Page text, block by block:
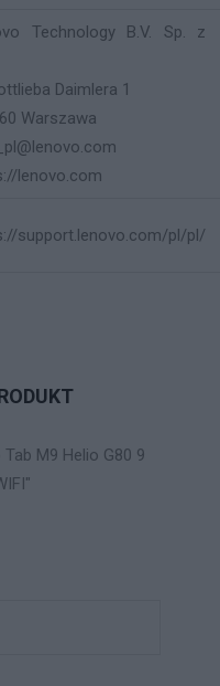
Technology B.V. Sp. z
Daimlera 1
Warszawa
lenovo.com
support.lenovo.com/pl/pl/
M9 Helio G80 9